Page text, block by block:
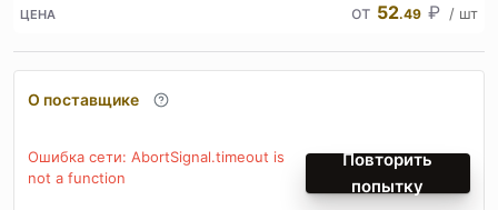
ЦЕНА от 52.49 ₽ / шт
О поставщике
Ошибка сети: AbortSignal.timeout is
not a function
Повторить
попытку